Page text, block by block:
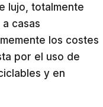
lujo, totalmente
casas
los costes
por el uso de
y en